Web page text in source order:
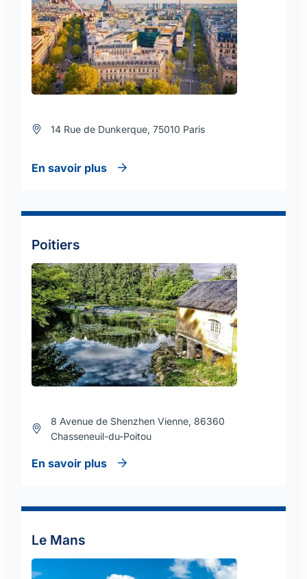
14 Rue de Dunkerque, 75010 Paris
En savoir plus
Poitiers
8 Avenue de Shenzhen Vienne, 86360
Chasseneuil-du-Poitou
En savoir plus
Le Mans